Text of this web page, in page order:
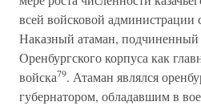
всей войсковой администрации
Наказный атаман,
Оренбургского корпуса как
войска79. Атаман являлся
губернатором, обладавшим в